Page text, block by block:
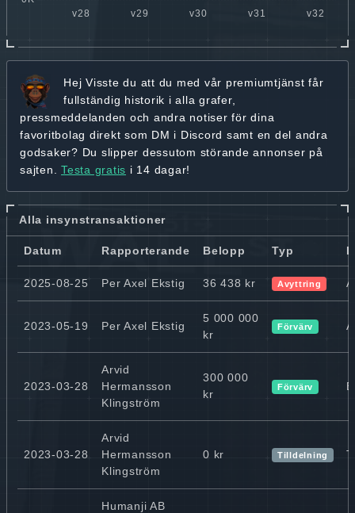
Hej Visste du att du med vår premiumtjänst får
fullständig historik i alla grafer,
pressmeddelanden och andra notiser för dina
favoritbolag direkt som DM i Discord samt en del andra
godsaker? Du slipper dessutom störande annonser på
sajten. Testa gratis i 14 dagar!
Alla insynstransaktioner
Datum Rapporterande Belopp Typ
2025-08-25 Per Axel Ekstig 36 438 kr Avyttring
2023-05-19 Per Axel Ekstig
5 000 000
kr
Förvärv
2023-03-28
Arvid
Hermansson
Klingström
300 000
kr
Förvärv
2023-03-28
Arvid
Hermansson
Klingström
0 kr Tilldelning
Humanji AB